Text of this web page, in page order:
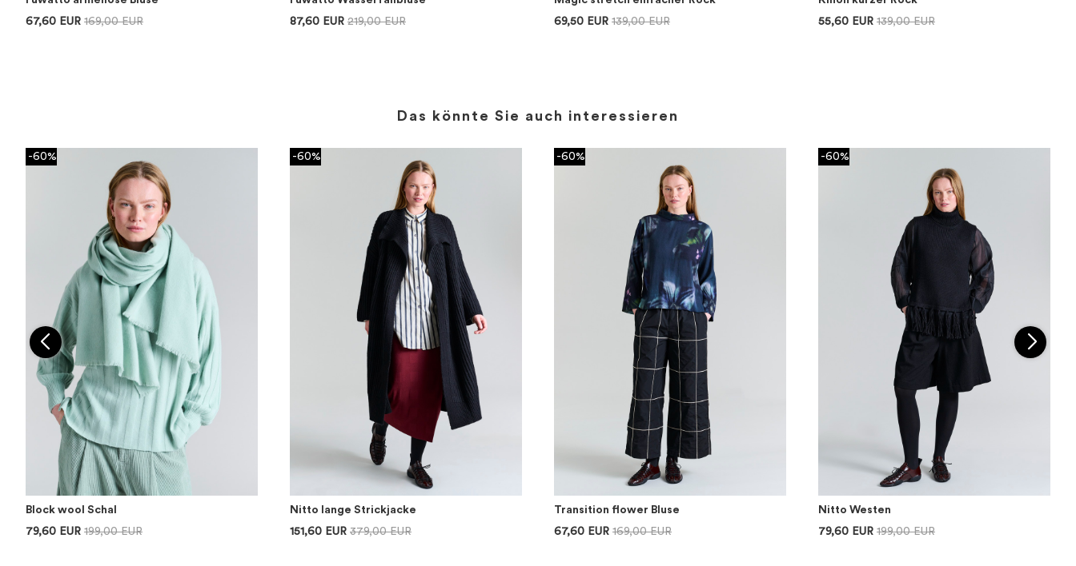
67,60 EUR 169,00 EUR
87,60 EUR 219,00 EUR
69,50 EUR 139,00 EUR
55,60 EUR 139,00 EUR
Das könnte Sie auch interessieren
-60%
Block wool Schal
79,60 EUR 199,00 EUR
-60%
Nitto lange Strickjacke
151,60 EUR 379,00 EUR
-60%
Transition flower Bluse
67,60 EUR 169,00 EUR
-60%
Nitto Westen
79,60 EUR 199,00 EUR